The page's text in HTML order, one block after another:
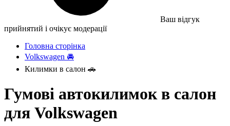
Ваш відгук
прийнятий і очікує модерації
Головна сторінка
Volkswagen 🚘
Килимки в салон 🚗
Гумові автокилимок в салон
для Volkswagen